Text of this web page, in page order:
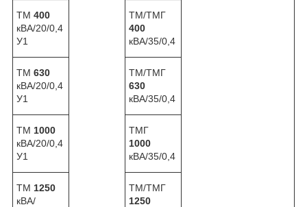
ТМ 400
кВА/20/0,4
У1
ТМ/ТМГ
400
кВА/35/0,4
ТМ 630
кВА/20/0,4
У1
ТМ/ТМГ
630
кВА/35/0,4
ТМ 1000
кВА/20/0,4
У1
ТМГ
1000
кВА/35/0,4
ТМ 1250
кВА/
ТМ/ТМГ
1250